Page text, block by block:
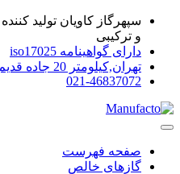
سپهرگاز کاویان تولید
و ترکیبی
دارای گواهینامه iso17025
تهران,کیلومتر 20 جاده قدیم کرج
021-46837072
صفحه فهرست
گازهای خالص